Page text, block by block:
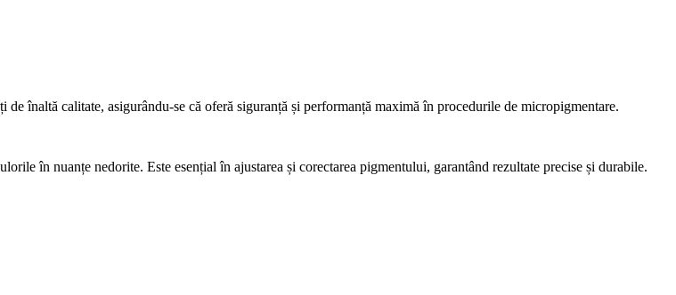
înaltă calitate, asigurându-se că oferă siguranță și performanță maximă în procedurile de micropigmentare.
în nuanțe nedorite. Este esențial în ajustarea și corectarea pigmentului, garantând rezultate precise și durabile.